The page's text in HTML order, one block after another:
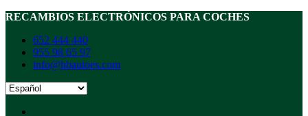
RECAMBIOS ELECTRÓNICOS PARA COCHES
652 444 440
955 98 65 97
info@hbautoes.com